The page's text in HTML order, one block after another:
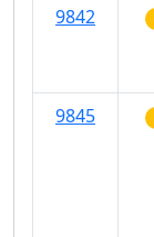
9842
9845